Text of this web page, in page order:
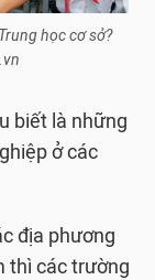
học cơ sở?
biết là những
ở các
địa phương
thì các trường